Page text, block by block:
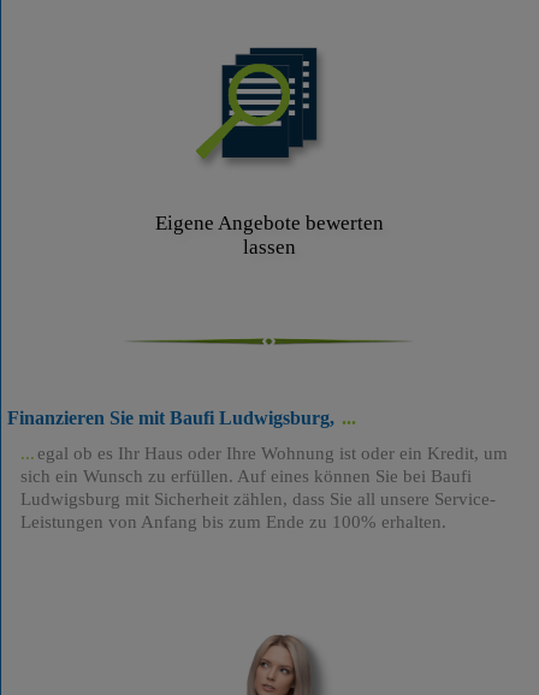
Eigene Angebote bewerten
lassen
Finanzieren Sie mit Baufi Ludwigsburg,
egal ob es Ihr Haus oder Ihre Wohnung ist oder ein Kredit, um
sich ein Wunsch zu erfüllen. Auf eines können Sie bei Baufi
Ludwigsburg mit Sicherheit zählen, dass Sie all unsere Service-
Leistungen von Anfang bis zum Ende zu 100% erhalten.